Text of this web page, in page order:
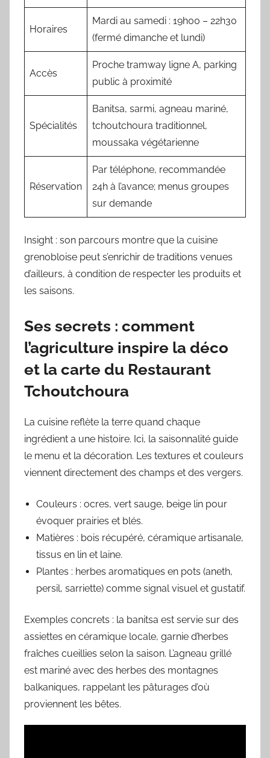
Horaires
Mardi au samedi : 19h00 – 22h30
(fermé dimanche et lundi)
Accès
Proche tramway ligne A, parking
public à proximité
Spécialités
Banitsa, sarmi, agneau mariné,
tchoutchoura traditionnel,
moussaka végétarienne
Réservation
Par téléphone, recommandée
24h à l’avance; menus groupes
sur demande
Insight : son parcours montre que la cuisine
grenobloise peut s’enrichir de traditions venues
d’ailleurs, à condition de respecter les produits et
les saisons.
Ses secrets : comment
l’agriculture inspire la déco
et la carte du Restaurant
Tchoutchoura
La cuisine reflète la terre quand chaque
ingrédient a une histoire. Ici, la saisonnalité guide
le menu et la décoration. Les textures et couleurs
viennent directement des champs et des vergers.
Couleurs : ocres, vert sauge, beige lin pour
évoquer prairies et blés.
Matières : bois récupéré, céramique artisanale,
tissus en lin et laine.
Plantes : herbes aromatiques en pots (aneth,
persil, sarriette) comme signal visuel et gustatif.
Exemples concrets : la banitsa est servie sur des
assiettes en céramique locale, garnie d’herbes
fraîches cueillies selon la saison. L’agneau grillé
est mariné avec des herbes des montagnes
balkaniques, rappelant les pâturages d’où
proviennent les bêtes.